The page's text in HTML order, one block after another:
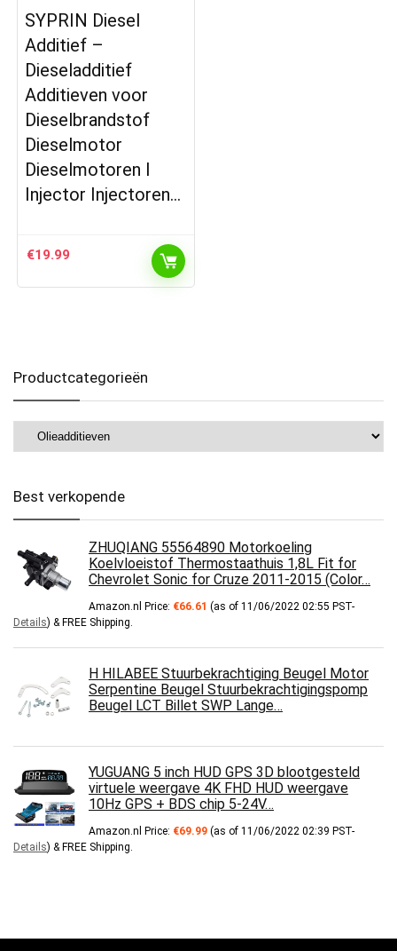
SYPRIN Diesel
Additief –
Dieseladditief
Additieven voor
Dieselbrandstof
Dieselmotor
Dieselmotoren I
Injector Injectoren…
€19.99
Productcategorieën
Best verkopende
ZHUQIANG 55564890 Motorkoeling
Koelvloeistof Thermostaathuis 1,8L Fit for
Chevrolet Sonic for Cruze 2011-2015 (Color…
Amazon.nl Price: €66.61 (as of 11/06/2022 02:55 PST-
Details) & FREE Shipping.
H HILABEE Stuurbekrachtiging Beugel Motor
Serpentine Beugel Stuurbekrachtigingspomp
Beugel LCT Billet SWP Lange…
YUGUANG 5 inch HUD GPS 3D blootgesteld
virtuele weergave 4K FHD HUD weergave
10Hz GPS + BDS chip 5-24V…
Amazon.nl Price: €69.99 (as of 11/06/2022 02:39 PST-
Details) & FREE Shipping.